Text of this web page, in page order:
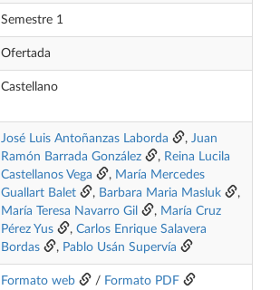
Semestre 1
Ofertada
Castellano
José Luis Antoñanzas Laborda , Juan
Ramón Barrada González
, Reina Lucila
Castellanos Vega
, María Mercedes
Guallart Balet
, Barbara Maria Masluk
,
María Teresa Navarro Gil
, María Cruz
Pérez Yus
, Carlos Enrique Salavera
Bordas
, Pablo Usán Supervía
Formato web / Formato PDF